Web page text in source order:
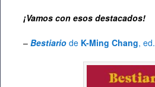
¡Vamos con esos destacados!
– Bestiario de K-Ming Chang, ed.